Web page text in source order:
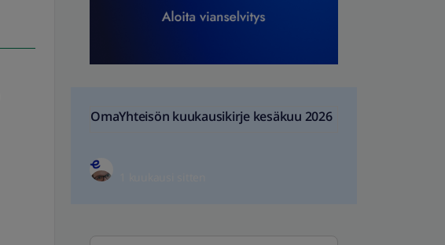
OmaYhteisön kuukausikirje kesäkuu 2026